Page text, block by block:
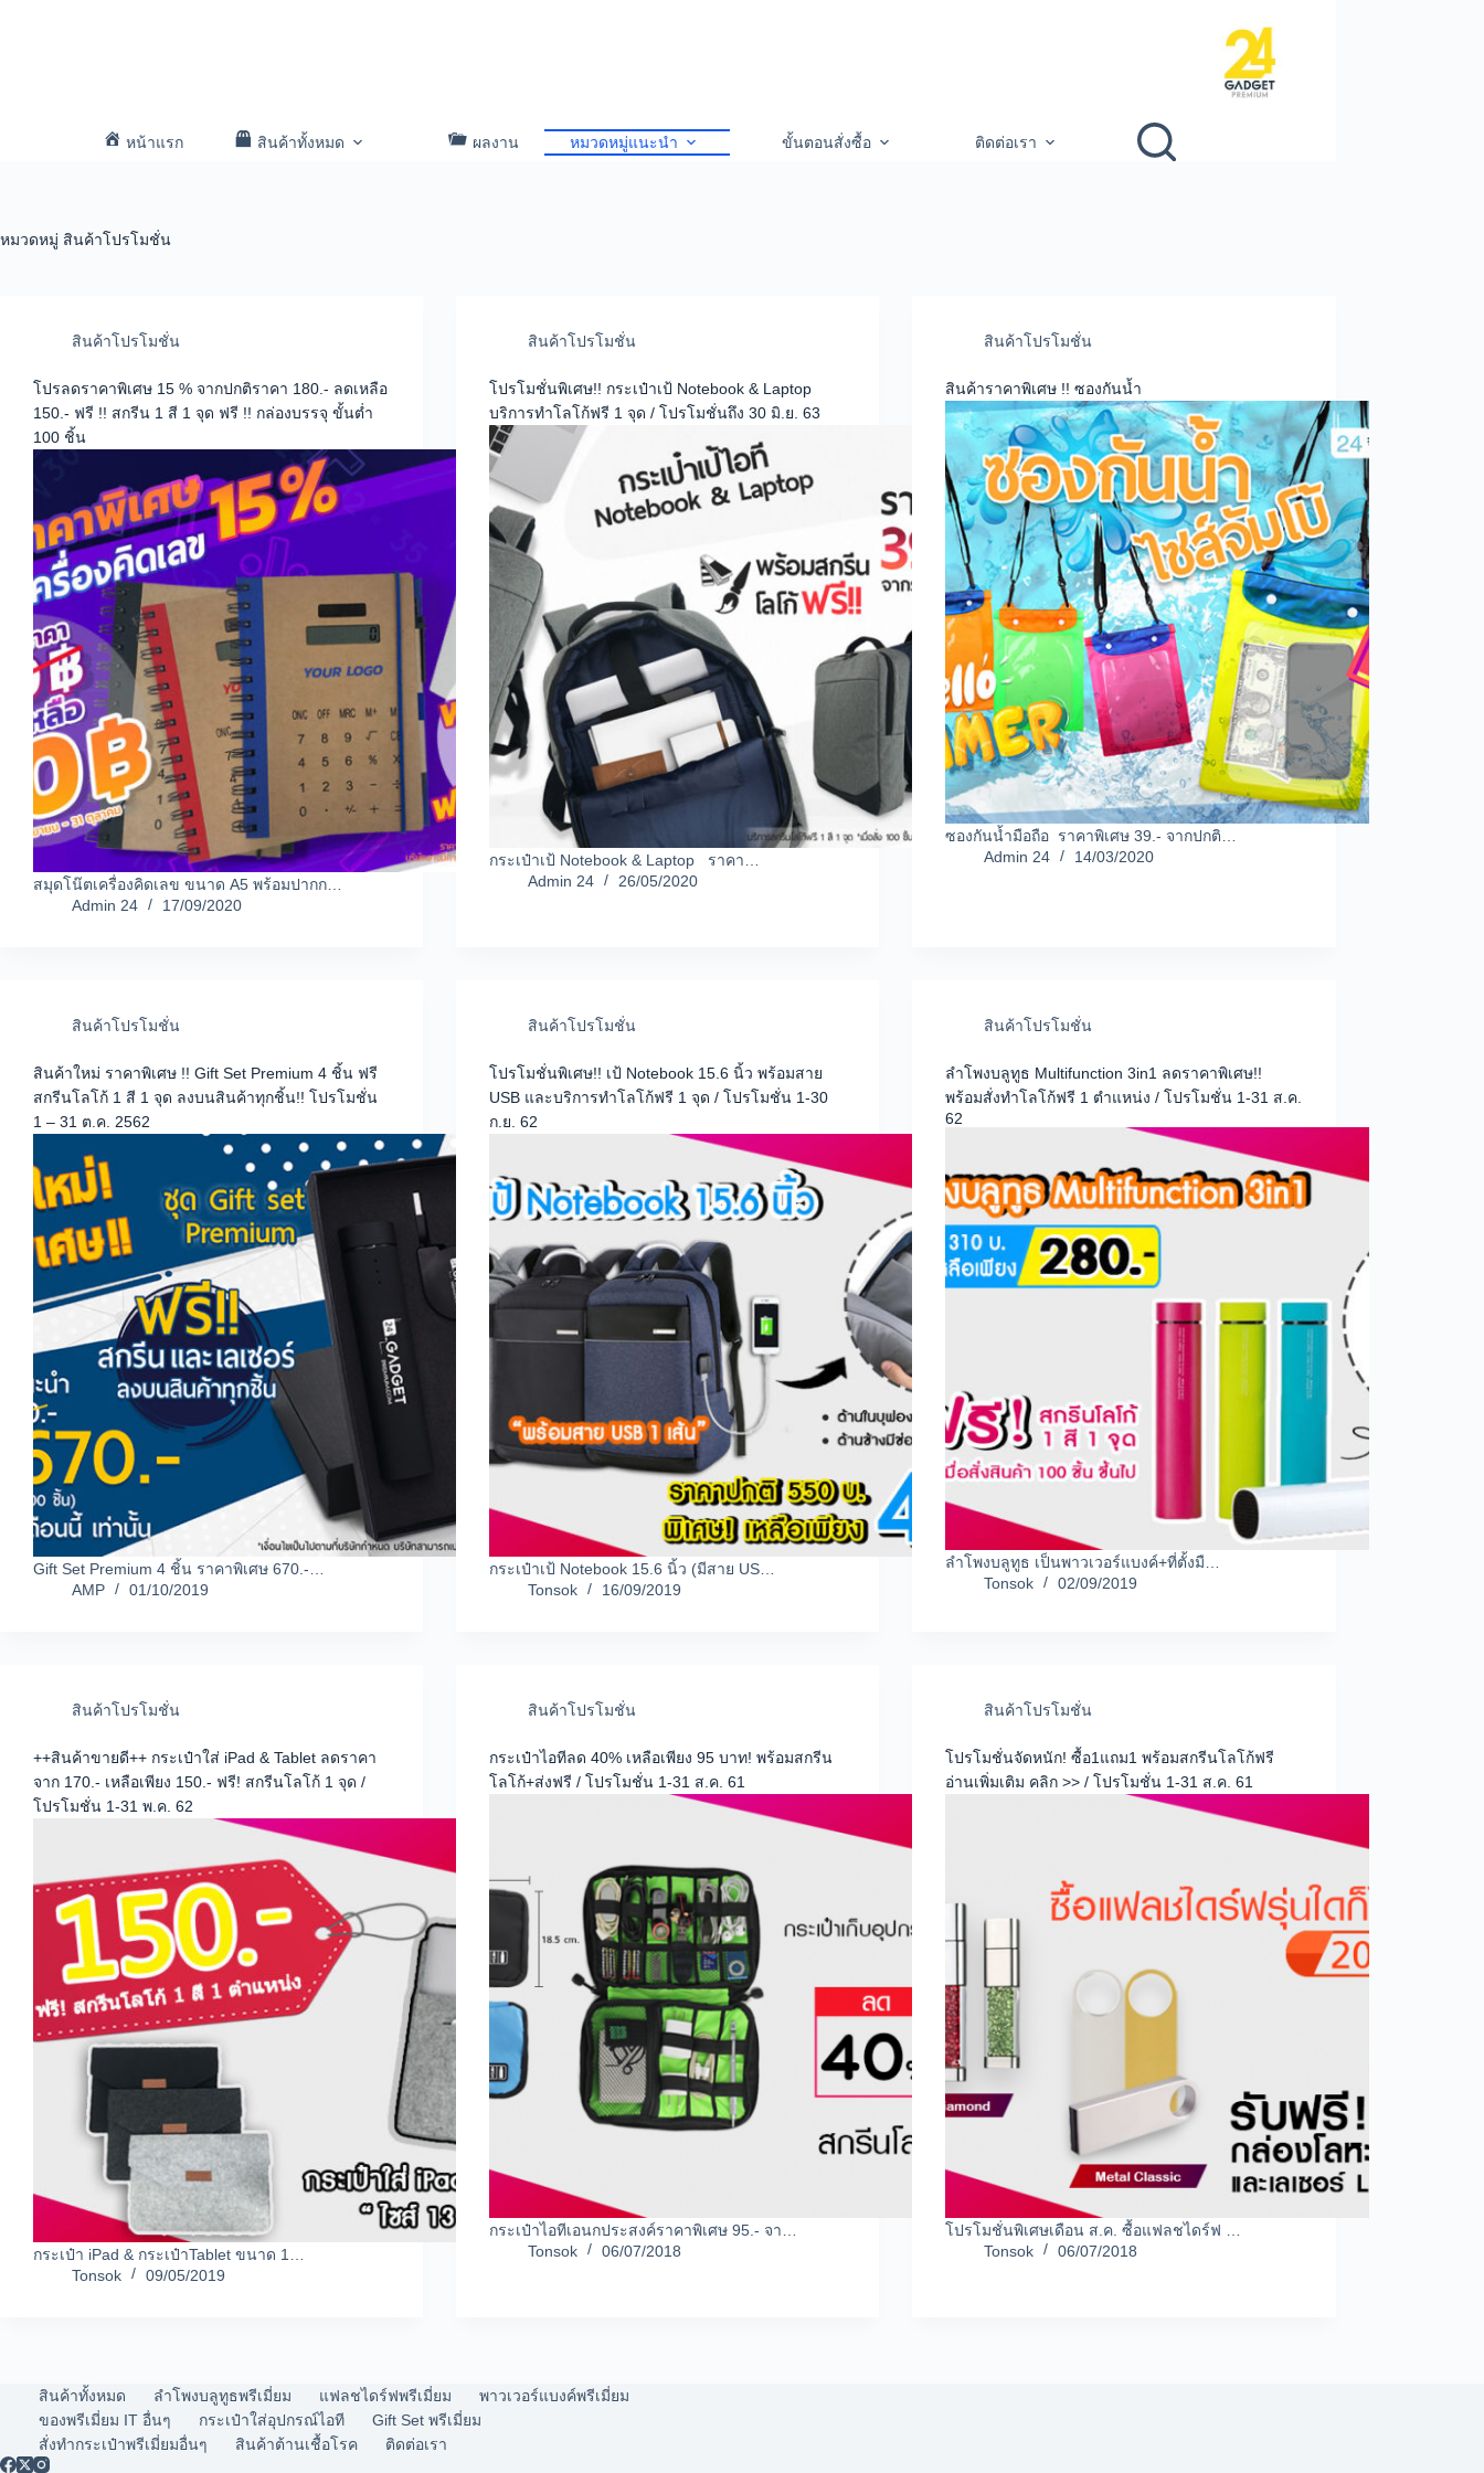
หน้าแรก สินค้าทั้งหมด ผลงาน หมวดหมู่แนะนำ ขั้นตอนสั่งซื้อ ติดต่อเรา
หมวดหมู่ สินค้าโปรโมชั่น
สินค้าโปรโมชั่น
โปรลดราคาพิเศษ 15 % จากปกติราคา 180.- ลดเหลือ
150.- ฟรี !! สกรีน 1 สี 1 จุด ฟรี !! กล่องบรรจุ ขั้นต่ำ
100 ชิ้น
สมุดโน๊ตเครื่องคิดเลข ขนาด A5 พร้อมปากก…
Admin 24
17/09/2020
สินค้าโปรโมชั่น
โปรโมชั่นพิเศษ!! กระเป๋าเป้ Notebook & Laptop
บริการทำโลโก้ฟรี 1 จุด / โปรโมชั่นถึง 30 มิ.ย. 63
กระเป๋าเป้ Notebook & Laptop ราคา…
Admin 24
26/05/2020
สินค้าโปรโมชั่น
สินค้าราคาพิเศษ !! ซองกันน้ำ
ซองกันน้ำมือถือ ราคาพิเศษ 39.- จากปกติ…
Admin 24
14/03/2020
สินค้าโปรโมชั่น
สินค้าใหม่ ราคาพิเศษ !! Gift Set Premium 4 ชิ้น ฟรี
สกรีนโลโก้ 1 สี 1 จุด ลงบนสินค้าทุกชิ้น!! โปรโมชั่น
1 – 31 ต.ค. 2562
Gift Set Premium 4 ชิ้น ราคาพิเศษ 670.-…
AMP
01/10/2019
สินค้าโปรโมชั่น
โปรโมชั่นพิเศษ!! เป้ Notebook 15.6 นิ้ว พร้อมสาย
USB และบริการทำโลโก้ฟรี 1 จุด / โปรโมชั่น 1-30
ก.ย. 62
กระเป๋าเป้ Notebook 15.6 นิ้ว (มีสาย US…
Tonsok
16/09/2019
สินค้าโปรโมชั่น
ลำโพงบลูทูธ Multifunction 3in1 ลดราคาพิเศษ!!
พร้อมสั่งทำโลโก้ฟรี 1 ตำแหน่ง / โปรโมชั่น 1-31 ส.ค.
62
ลำโพงบลูทูธ เป็นพาวเวอร์แบงค์+ที่ตั้งมื…
Tonsok
02/09/2019
สินค้าโปรโมชั่น
++สินค้าขายดี++ กระเป๋าใส่ iPad & Tablet ลดราคา
จาก 170.- เหลือเพียง 150.- ฟรี! สกรีนโลโก้ 1 จุด /
โปรโมชั่น 1-31 พ.ค. 62
กระเป๋า iPad & กระเป๋าTablet ขนาด 1…
Tonsok
09/05/2019
สินค้าโปรโมชั่น
กระเป๋าไอทีลด 40% เหลือเพียง 95 บาท! พร้อมสกรีน
โลโก้+ส่งฟรี / โปรโมชั่น 1-31 ส.ค. 61
กระเป๋าไอทีเอนกประสงค์ราคาพิเศษ 95.- จา…
Tonsok
06/07/2018
สินค้าโปรโมชั่น
โปรโมชั่นจัดหนัก! ซื้อ1แถม1 พร้อมสกรีนโลโก้ฟรี
อ่านเพิ่มเติม คลิก >> / โปรโมชั่น 1-31 ส.ค. 61
โปรโมชั่นพิเศษเดือน ส.ค. ซื้อแฟลชไดร์ฟ …
Tonsok
06/07/2018
สินค้าทั้งหมด ลำโพงบลูทูธพรีเมี่ยม แฟลชไดร์ฟพรีเมี่ยม
พาวเวอร์แบงค์พรีเมี่ยม
ของพรีเมี่ยม IT อื่นๆ
กระเป๋าใส่อุปกรณ์ไอที
Gift Set พรีเมี่ยม
สั่งทำกระเป๋าพรีเมี่ยมอื่นๆ
สินค้าต้านเชื้อโรค ติดต่อเรา